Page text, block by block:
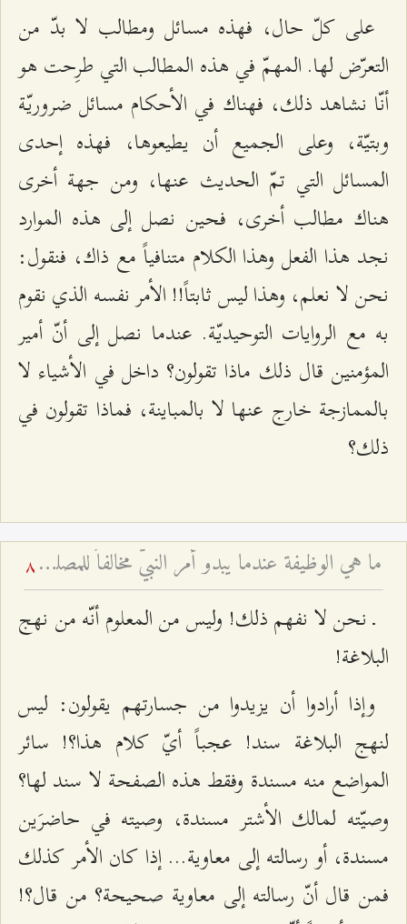
على كلّ حال، فهذه مسائل ومطالب لا بدّ من
التعرّض لها. المهمّ في هذه المطالب التي طرِحت هو
أنّا نشاهد ذلك، فهناك في الأحكام مسائل ضروريّة
وبتيّة، وعلى الجميع أن يطيعوها، فهذه إحدى
المسائل التي تمّ الحديث عنها، ومن جهة أخرى
هناك مطالب أخرى، فحين نصل إلى هذه الموارد
نجد هذا الفعل وهذا الكلام متنافياً مع ذاك، فنقول:
نحن لا نعلم، وهذا ليس ثابتاً!! الأمر نفسه الذي نقوم
به مع الروايات التوحيديّة. عندما نصل إلى أنّ أمير
المؤمنين قال ذلك ماذا تقولون؟ داخل في الأشياء لا
بالممازجة خارج عنها لا بالمباينة، فماذا تقولون في
ذلك؟
ما هي الوظيفة عندما يبدو أمر النبيّ مخالفاً للمصلحة؟ 8
ـ نحن لا نفهم ذلك! وليس من المعلوم أنّه من نهج
البلاغة!
وإذا أرادوا أن يزيدوا من جسارتهم يقولون: ليس
لنهج البلاغة سند! عجباً أيّ كلام هذا؟! سائر
المواضع منه مسندة وفقط هذه الصفحة لا سند لها؟
وصيّته لمالك الأشتر مسندة، وصيته في حاضرَين
مسندة، أو رسالته إلى معاوية... إذا كان الأمر كذلك
فمن قال أنّ رسالته إلى معاوية صحيحة؟ من قال؟!